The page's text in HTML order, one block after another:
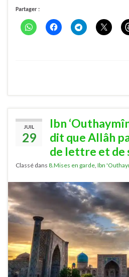
Partager :
JUIL
29
Ibn
dit que Allâh
de lettre et de
Classé dans 8.Mises en garde Ibn